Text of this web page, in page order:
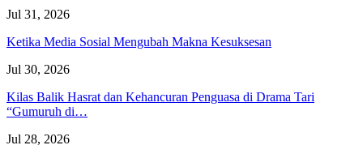
Jul 31, 2026
Ketika Media Sosial Mengubah Makna Kesuksesan
Jul 30, 2026
Kilas Balik Hasrat dan Kehancuran Penguasa di Drama Tari
“Gumuruh di…
Jul 28, 2026